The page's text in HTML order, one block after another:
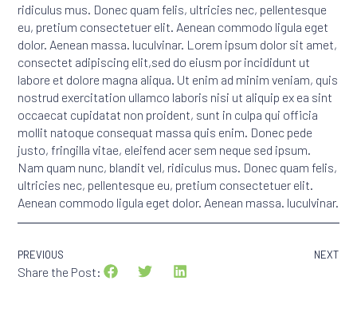
ridiculus mus. Donec quam felis, ultricies nec, pellentesque
eu, pretium consectetuer elit. Aenean commodo ligula eget
dolor. Aenean massa. luculvinar. Lorem ipsum dolor sit amet,
consectet adipiscing elit,sed do eiusm por incididunt ut
labore et dolore magna aliqua. Ut enim ad minim veniam, quis
nostrud exercitation ullamco laboris nisi ut aliquip ex ea sint
occaecat cupidatat non proident, sunt in culpa qui officia
mollit natoque consequat massa quis enim. Donec pede
justo, fringilla vitae, eleifend acer sem neque sed ipsum.
Nam quam nunc, blandit vel, ridiculus mus. Donec quam felis,
ultricies nec, pellentesque eu, pretium consectetuer elit.
Aenean commodo ligula eget dolor. Aenean massa. luculvinar.
PREVIOUS NEXT
Share the Post: